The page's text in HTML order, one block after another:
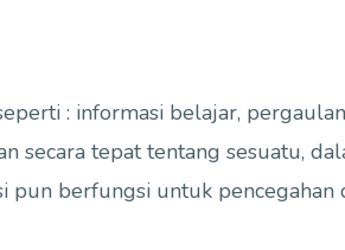
: informasi belajar,
tepat tentang sesuatu,
berfungsi untuk pencegahan